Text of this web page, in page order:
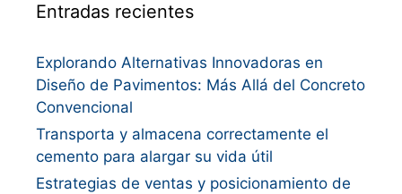
Entradas recientes
Explorando Alternativas Innovadoras en
Diseño de Pavimentos: Más Allá del Concreto
Convencional
Transporta y almacena correctamente el
cemento para alargar su vida útil
Estrategias de ventas y posicionamiento de